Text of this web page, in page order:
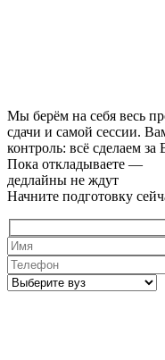
Мы берём на себя весь
сдачи и самой сессии.
контроль: всё сделаем за
Пока откладываете —
дедлайны не ждут
Начните подготовку